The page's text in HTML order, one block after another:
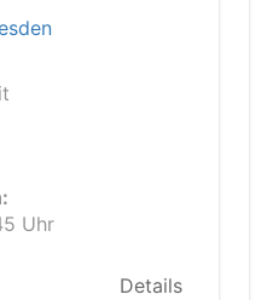
Uhr
Details